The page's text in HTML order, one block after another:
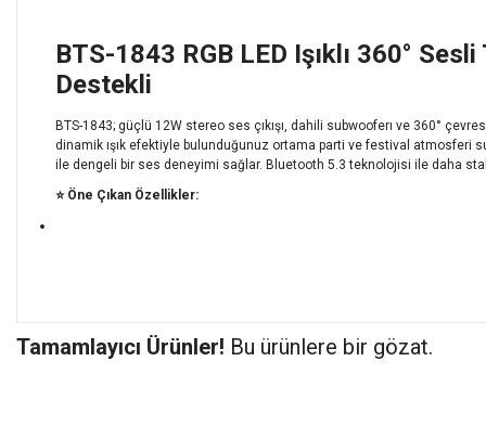
BTS-1843 RGB LED Işıklı 360°
Destekli
BTS-1843; güçlü 12W stereo ses çıkışı, dahili subwooferı ve 360°
dinamik ışık efektiyle bulunduğunuz ortama parti ve festival atmosferi
ile dengeli bir ses deneyimi sağlar. Bluetooth 5.3 teknolojisi ile daha
⭐ Öne Çıkan Özellikler:
Thank you for your feedback and suggestions.
Tamamlayıcı Ürünler! Bu ürünlere bir gözat.